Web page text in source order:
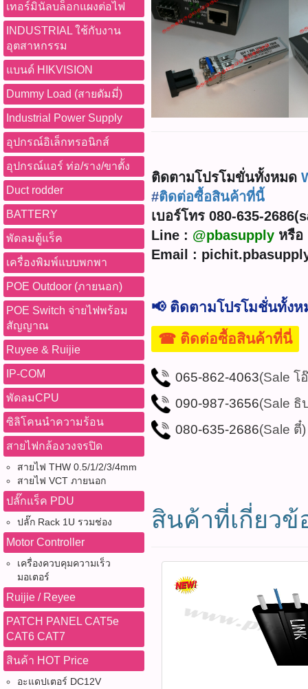
เทอร์มินัลบล็อกแผงต่อไฟ
INDUSTRIAL ใช้กับงาน
อุตสาหกรรม
แบนด์ HIKVISION
Dummy Load (สายดัมมี่)
Industrial Power Supply
อุปกรณ์อิเล็กทรอนิกส์
อุปกรณ์แอร์ ท่อ/ราง/ขาตั้ง
Duct rodder
BATTERY
พัดลมตู้แร็ค
เครื่องพิมพ์แบบพกพา
POE Outdoor (ภายนอก)
POE Switch จ่ายไฟพร้อม
สัญญาณ
Ruyee & Ruijie
IP-COM
พัดลมCPU
ซิลิโคนนำความร้อน
สายไฟกล้องวงจรปิด
สายไฟ THW 0.5/1/2/3/4mm
สายไฟ VCT ภายนอก
ปลั๊กแร็ค PDU
ปลั๊ก Rack 1U รวมช่อง
Motor Controller
เครื่องควบคุมความเร็ว
มอเตอร์
Ruijie / Reyee
PATCH PANEL CAT5e
CAT6 CAT7
สินค้า HOT Price
อะแดปเตอร์ DC12V
ติดตามโปรโมขั่นทั้งหมด
#ติดต่อซื้อสินค้าที่นี้
เบอร์โทร 080-635-
Line : @pbasupplyหรือ
Email :
📢 ติดตามโปรโมชั่นทั้ง
☎ ติดต่อซื้อสินค้าที่นี่
065-862-4063(Sale โ
090-987-3656(Sale ธิ
080-635-2686(Sale ตี๋)
สินค้าที่เกี่ยวข้